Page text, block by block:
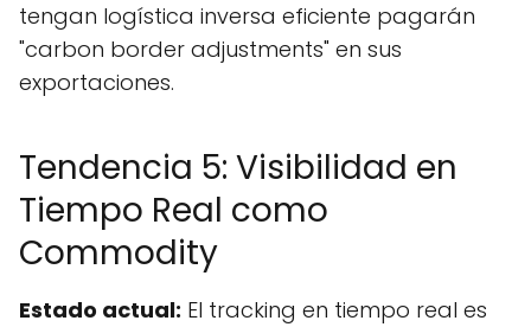
tengan logística inversa eficiente pagarán
"carbon border adjustments" en sus
exportaciones.
Tendencia 5: Visibilidad en
Tiempo Real como
Commodity
Estado actual: El tracking en tiempo real es